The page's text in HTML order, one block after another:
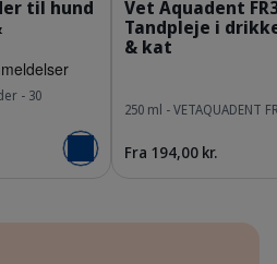
til hund
- 30
Læg i kurv
Vet Aquadent
Tandpleje i
& kat
250 ml - VETAQUADENT
Fra 194,00 kr.